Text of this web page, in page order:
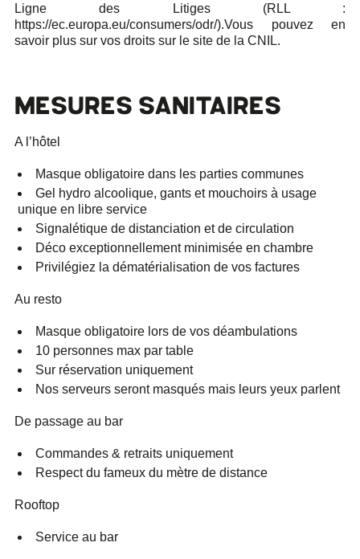
Ligne des Litiges (RLL :
https://ec.europa.eu/consumers/odr/).Vous pouvez en
savoir plus sur vos droits sur le site de la CNIL.
MESURES SANITAIRES
A l’hôtel
Masque obligatoire dans les parties communes
Gel hydro alcoolique, gants et mouchoirs à usage
unique en libre service
Signalétique de distanciation et de circulation
Déco exceptionnellement minimisée en chambre
Privilégiez la dématérialisation de vos factures
Au resto
Masque obligatoire lors de vos déambulations
10 personnes max par table
Sur réservation uniquement
Nos serveurs seront masqués mais leurs yeux parlent
De passage au bar
Commandes & retraits uniquement
Respect du fameux du mètre de distance
Rooftop
Service au bar